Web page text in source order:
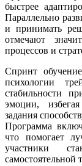
быстрее
Параллельно
и принимать
отмечают
процессов и
Спринт
психологии
стабильности
эмоции,
задания
Программа
что помогает
участники
самостоятельной